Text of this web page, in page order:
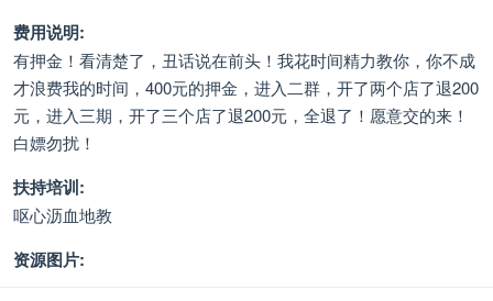
费用说明:
有押金！看清楚了，丑话说在前头！我花时间精力教你，你不成
才浪费我的时间，400元的押金，进入二群，开了两个店了退200
元，进入三期，开了三个店了退200元，全退了！愿意交的来！
白嫖勿扰！
扶持培训:
呕心沥血地教
资源图片: